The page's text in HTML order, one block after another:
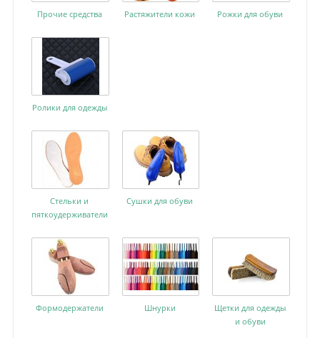
Прочие средства Растяжители кожи Рожки для обуви
Ролики для одежды
Стельки и
пяткоудерживатели
Сушки для обуви
Формодержатели Шнурки
Щетки для одежды
и обуви